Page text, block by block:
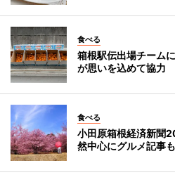
食べる
箱根駅伝出場チーム
が思いを込めて協力
食べる
小田原箱根経済新聞
然中心にグルメ記事も